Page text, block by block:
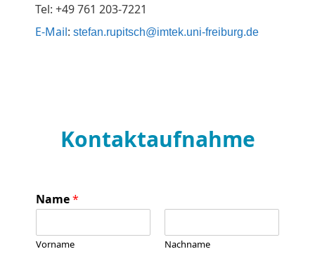
Tel: +49 761 203-7221
E-Mail: stefan.rupitsch@imtek.uni-freiburg.de
Kontaktaufnahme
Name*
Vorname Nachname